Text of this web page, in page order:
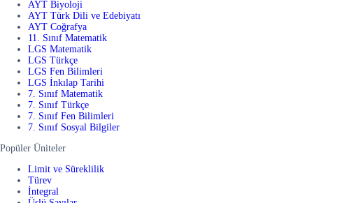
AYT Biyoloji
AYT Türk Dili ve Edebiyatı
AYT Coğrafya
11. Sınıf Matematik
LGS Matematik
LGS Türkçe
LGS Fen Bilimleri
LGS İnkılap Tarihi
7. Sınıf Matematik
7. Sınıf Türkçe
7. Sınıf Fen Bilimleri
7. Sınıf Sosyal Bilgiler
Popüler Üniteler
Limit ve Süreklilik
Türev
İntegral